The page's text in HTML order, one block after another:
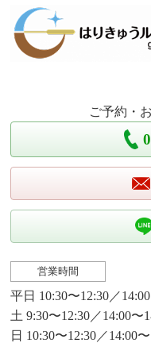
ご予約・
営業時間
平日 10:30〜12:30／
土 9:30〜12:30／14:00〜
日 10:30〜12:30／14:00